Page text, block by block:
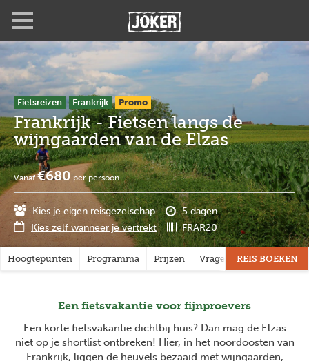
inhoud
gaan
Fietsreizen Frankrijk Promo
Frankrijk - Fietsen langs de
wijngaarden van de Elzas
Vanaf €680 per persoon
Kies je eigen reisgezelschap
5 dagen
Kies zelf wanneer je vertrekt
FRAR20
Hoogtepunten Programma Prijzen Vragen? REIS BOEKEN
Een fietsvakantie voor fijnproevers
Een korte fietsvakantie dichtbij huis? Dan mag de Elzas
niet op je shortlist ontbreken! Hier, in het noordoosten van
Frankrijk, liggen de heuvels bezaaid met wijngaarden,